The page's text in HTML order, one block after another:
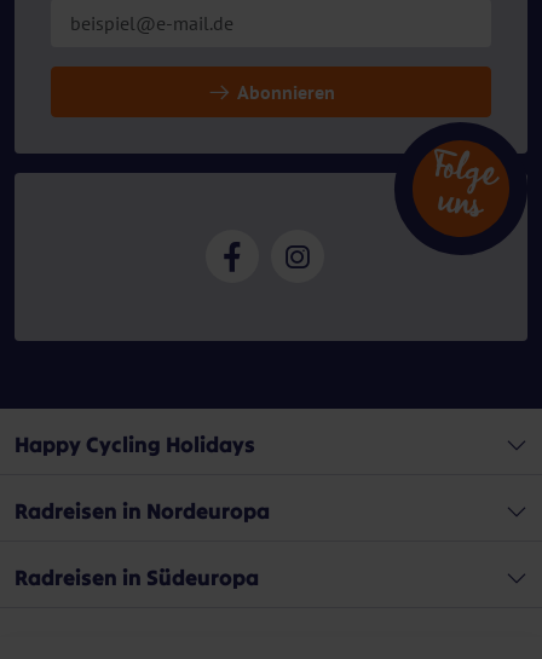
Abonnieren
Folg
e
u
n
s
Happy Cycling Holidays
Radreisen in Nordeuropa
Radreisen in Südeuropa